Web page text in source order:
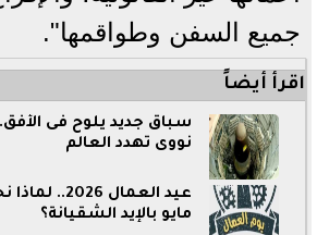
جميع السفن وطواقمها".
اقرأ أيضاً
نووى تهدد العالم
عيد العمال
مايو بالإيد الشقيانة؟